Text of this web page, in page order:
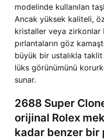
modelinde kullanılan
Ancak yüksek kaliteli,
kristaller veya zirkonlar
pırlantaların göz
büyük bir ustalıkla
lüks görünümünü
sunar.
2688 Super
orijinal Rolex
kadar benzer bir